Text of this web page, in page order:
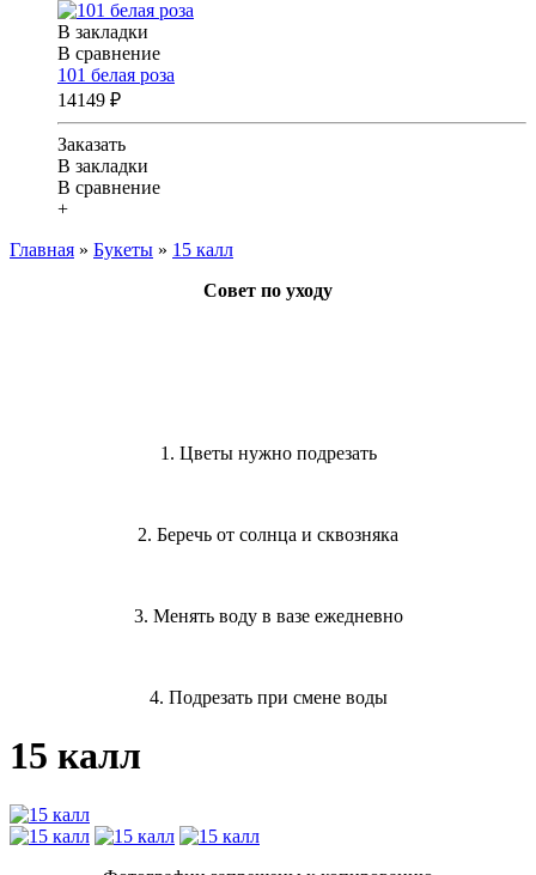
В закладки
В сравнение
101 белая роза
14149 ₽
Заказать
В закладки
В сравнение
+
Главная » Букеты » 15 калл
Совет по уходу
1. Цветы нужно подрезать
2. Беречь от солнца и сквозняка
3. Менять воду в вазе ежедневно
4. Подрезать при смене воды
15 калл